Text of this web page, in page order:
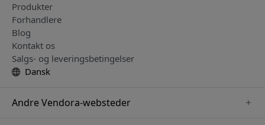
Produkter
Forhandlere
Blog
Kontakt os
Salgs- og leveringsbetingelser
Dansk
Andre Vendora-websteder